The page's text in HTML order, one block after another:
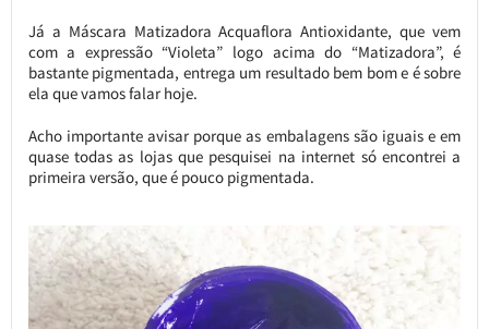
Já a Máscara Matizadora Acquaflora Antioxidante, que vem
com a expressão “Violeta” logo acima do “Matizadora”, é
bastante pigmentada, entrega um resultado bem bom e é sobre
ela que vamos falar hoje.
Acho importante avisar porque as embalagens são iguais e em
quase todas as lojas que pesquisei na internet só encontrei a
primeira versão, que é pouco pigmentada.